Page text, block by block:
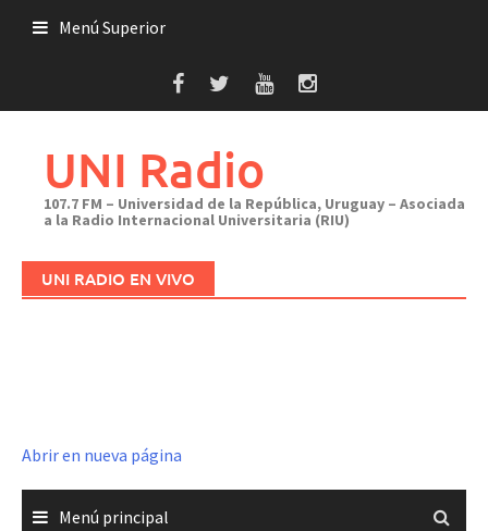
Menú Superior
UNI Radio
107.7 FM – Universidad de la República, Uruguay – Asociada
a la Radio Internacional Universitaria (RIU)
UNI RADIO EN VIVO
Abrir en nueva página
Menú principal